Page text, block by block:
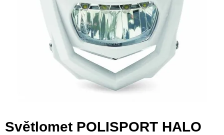
Světlomet POLISPORT HALO